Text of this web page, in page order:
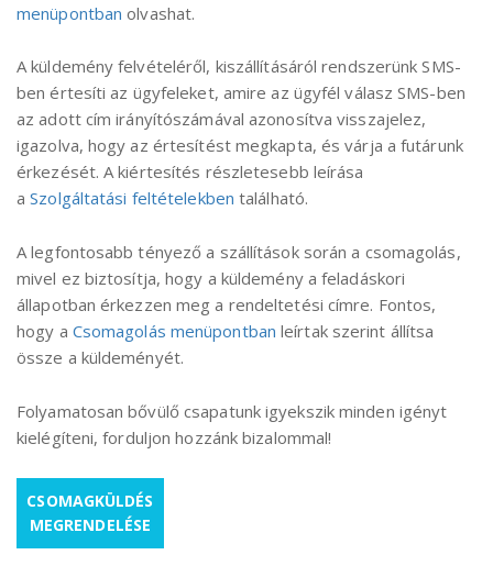
menüpontban olvashat.
A küldemény felvételéről, kiszállításáról rendszerünk SMS-
ben értesíti az ügyfeleket, amire az ügyfél válasz SMS-ben
az adott cím irányítószámával azonosítva visszajelez,
igazolva, hogy az értesítést megkapta, és várja a futárunk
érkezését. A kiértesítés részletesebb leírása
aSzolgáltatási feltételekben található.
A legfontosabb tényező a szállítások során a csomagolás,
mivel ez biztosítja, hogy a küldemény a feladáskori
állapotban érkezzen meg a rendeltetési címre. Fontos,
hogy a Csomagolás menüpontban leírtak szerint állítsa
össze a küldeményét.
Folyamatosan bővülő csapatunk igyekszik minden igényt
kielégíteni, forduljon hozzánk bizalommal!
CSOMAGKÜLDÉS
MEGRENDELÉSE